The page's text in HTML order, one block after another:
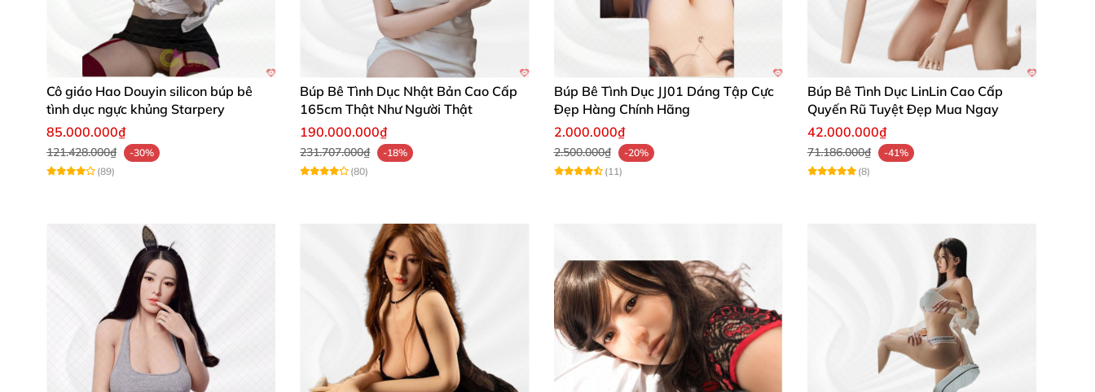
Búp bê SE Doll 161cm Yuuki.D Nhật Bản Cao cấp Siêu Thật
Ưu điểm vượt trội chỉ có ở SE Doll Yuuki.D 💖
Cô giáo Hao Douyin silicon búp bê
tình dục ngực khủng Starpery
85.000.000₫
121.428.000₫
-30%
(89)
Búp Bê Tình Dục Nhật Bản Cao Cấp
165cm Thật Như Người Thật
190.000.000₫
231.707.000₫
-18%
(80)
Búp Bê Tình Dục JJ01 Dáng Tập Cực
Đẹp Hàng Chính Hãng
2.000.000₫
2.500.000₫
-20%
(11)
Búp Bê Tình Dục LinLin Cao Cấp
Quyến Rũ Tuyệt Đẹp Mua Ngay
42.000.000₫
71.186.000₫
-41%
(8)